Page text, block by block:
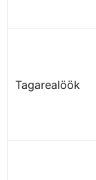
Tagarealöök